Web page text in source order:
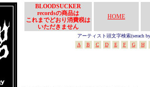
BLOODSUCKER
recordsの商品は
これまでどおり消費税は
いただきません
HOME
アーティスト頭文字検索(serach
A
B C D E F G H